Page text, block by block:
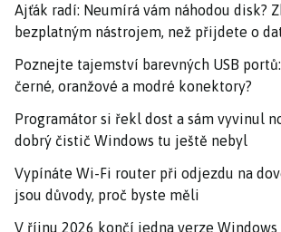
Ajťák radí: Neumírá vám náhodou disk?
bezplatným nástrojem, než přijdete o
Poznejte tajemství barevných USB
černé, oranžové a modré konektory?
Programátor si řekl dost a sám vyvinul
dobrý čistič Windows tu ještě nebyl
Vypínáte Wi-Fi router při odjezdu na
jsou důvody, proč byste měli
V říjnu 2026 končí jedna verze Windows